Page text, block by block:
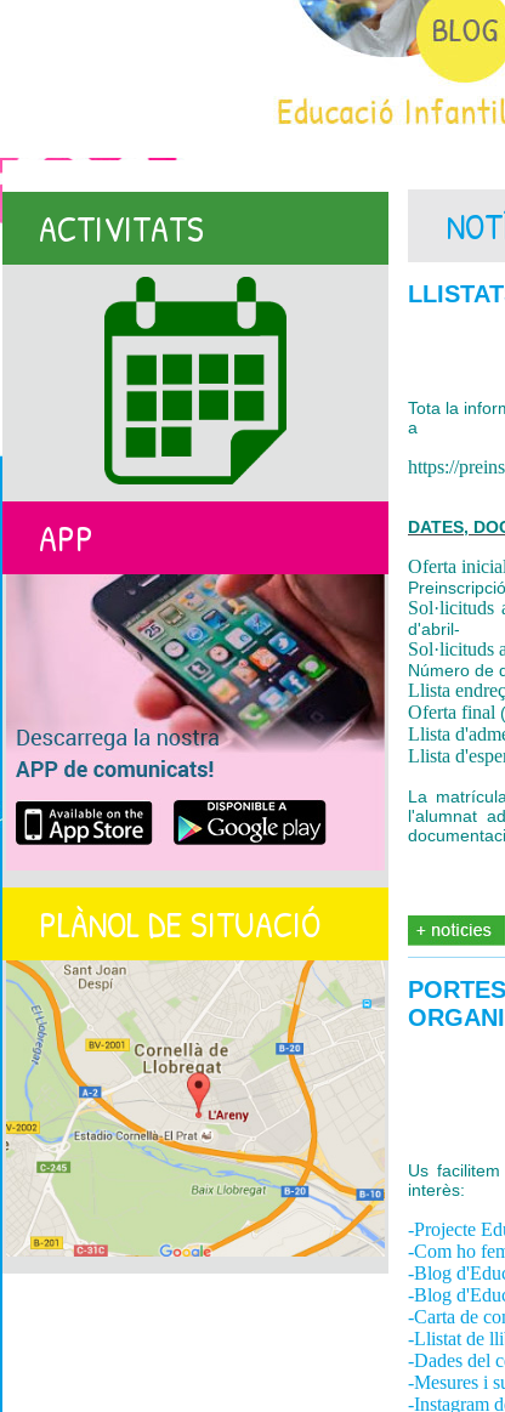
ACTIVITATS
APP
PLÀNOL DE SITUACIÓ
Tota la
a
https://
DATES,
Oferta
Sol·licituds
d'abril-
Sol·licituds
Número de
Llista
Oferta final
Llista
Llista
La
l'alumnat
Us
interès:
-Projecte
-Com ho
-Blog
-Blog
-Carta de
-Llistat de
-Dades del
-Mesures i
-Instagram